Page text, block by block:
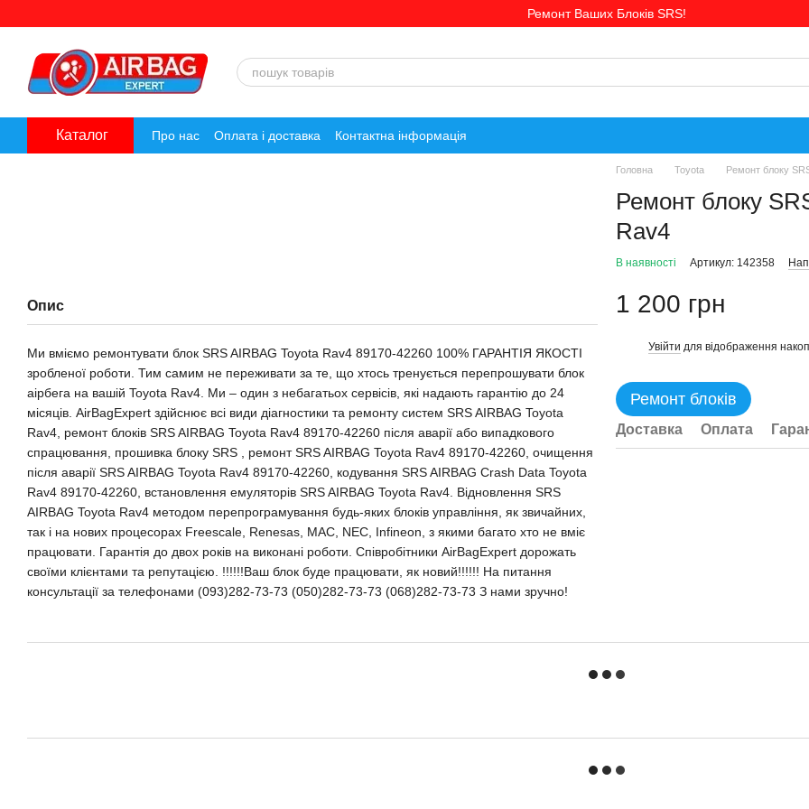
Ремонт Ваших Блоків SRS!
Каталог Про нас Оплата і доставка Контактна інформація
Опис
Ми вміємо ремонтувати блок SRS AIRBAG Toyota Rav4 89170-42260 100% ГАРАНТІЯ ЯКОСТІ
зробленої роботи. Тим самим не переживати за те, що хтось тренується перепрошувати блок
аірбега на вашій Toyota Rav4. Ми – один з небагатьох сервісів, які надають гарантію до 24
місяців. AirBagExpert здійснює всі види діагностики та ремонту систем SRS AIRBAG Toyota
Rav4, ремонт блоків SRS AIRBAG Toyota Rav4 89170-42260 після аварії або випадкового
спрацювання, прошивка блоку SRS , ремонт SRS AIRBAG Toyota Rav4 89170-42260, очищення
після аварії SRS AIRBAG Toyota Rav4 89170-42260, кодування SRS AIRBAG Crash Data Toyota
Rav4 89170-42260, встановлення емуляторів SRS AIRBAG Toyota Rav4. Відновлення SRS
AIRBAG Toyota Rav4 методом перепрограмування будь-яких блоків управління, як звичайних,
так і на нових процесорах Freescale, Renesas, MAC, NEC, Infineon, з якими багато хто не вміє
працювати. Гарантія до двох років на виконані роботи. Співробітники AirBagExpert дорожать
своїми клієнтами та репутацією. !!!!!!Ваш блок буде працювати, як новий!!!!!! На питання
консультації за телефонами (093)282-73-73 (050)282-73-73 (068)282-73-73 З нами зручно!
Головна Toyota Ремонт блоку
Ремонт блоку
Rav4
В наявності Артикул: 142358
1 200 грн
Увійти для відображення
Ремонт блоків
Доставка Оплата